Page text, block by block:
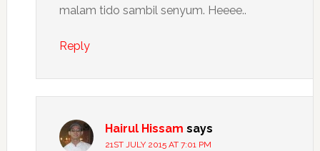
malam tido sambil senyum. Heeee..
Reply
Hairul Hissam says
21ST JULY 2015 AT 7:01 PM